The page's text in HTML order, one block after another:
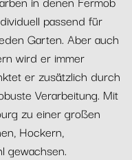
passend für
Garten. Aber auch
wird er immer
er zusätzlich durch
Verarbeitung. Mit
zu einer großen
Hockern,
gewachsen.